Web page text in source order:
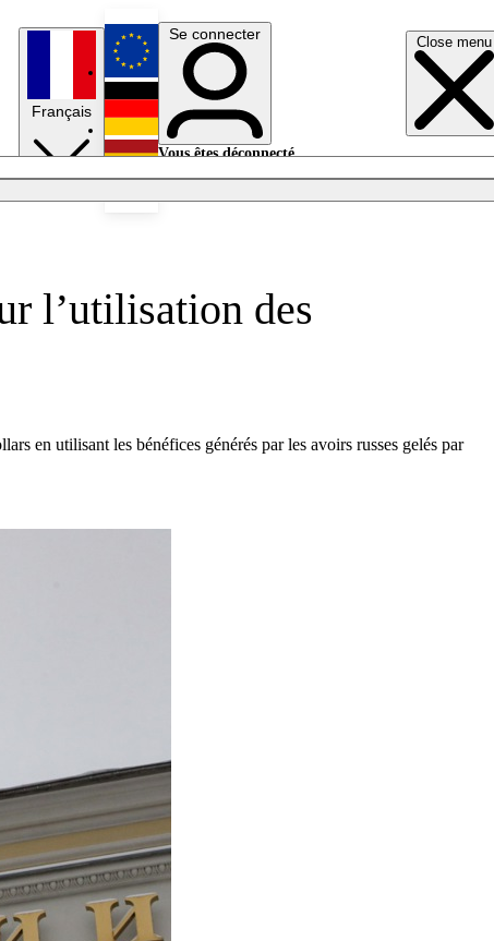
Close menu
Français
English
Deutsch
Se connecter
Vous êtes déconnecté.
l’utilisation des
en utilisant les bénéfices générés par les avoirs russes gelés par